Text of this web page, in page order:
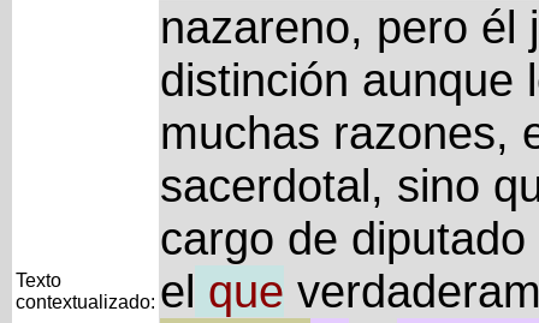
Texto
contextualizado:
nazareno, pero él
distinción aunque
muchas razones,
sacerdotal, sino
cargo de
el que